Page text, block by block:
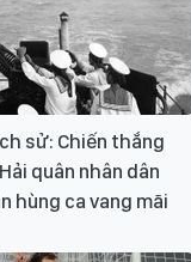
sử: Chiến thắng
quân nhân dân
hùng ca vang mãi